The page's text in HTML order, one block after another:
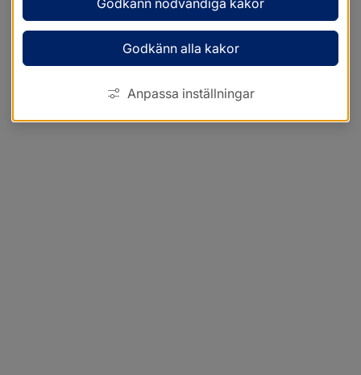
Godkänn nödvändiga kakor
Godkänn alla kakor
Anpassa inställningar